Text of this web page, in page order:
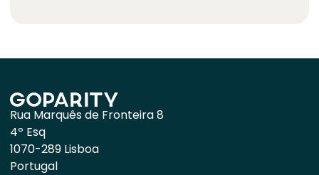
Rua Marquês de Fronteira 8
4º Esq
1070-289 Lisboa
Portugal